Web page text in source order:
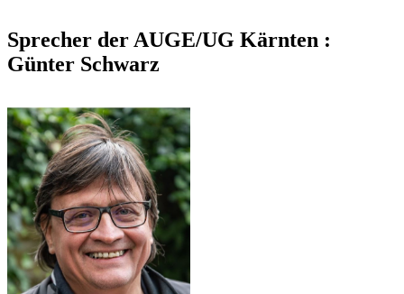
Sprecher der AUGE/UG Kärnten :
Günter Schwarz